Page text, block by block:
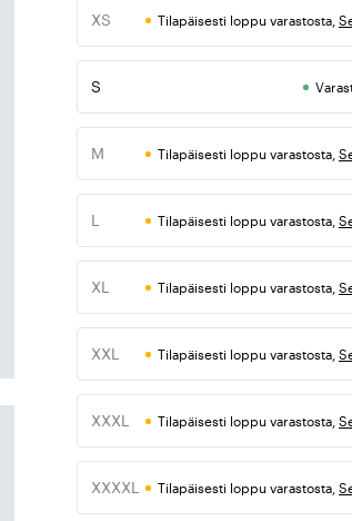
XS Tilapäisesti loppu varastosta,
S
M Tilapäisesti loppu varastosta,
L Tilapäisesti loppu varastosta,
XL Tilapäisesti loppu varastosta,
XXL Tilapäisesti loppu varastosta,
XXXL Tilapäisesti loppu varastosta,
XXXXL Tilapäisesti loppu varastosta,